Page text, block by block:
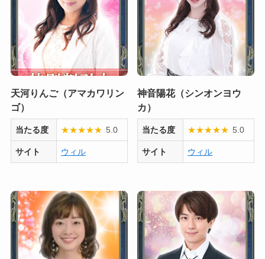
天河りんご（アマカワリン
ゴ）
当たる度 ★★★★★ 5.0
サイト ウィル
神音陽花（シンオンヨウ
カ）
当たる度 ★★★★★ 5.0
サイト ウィル